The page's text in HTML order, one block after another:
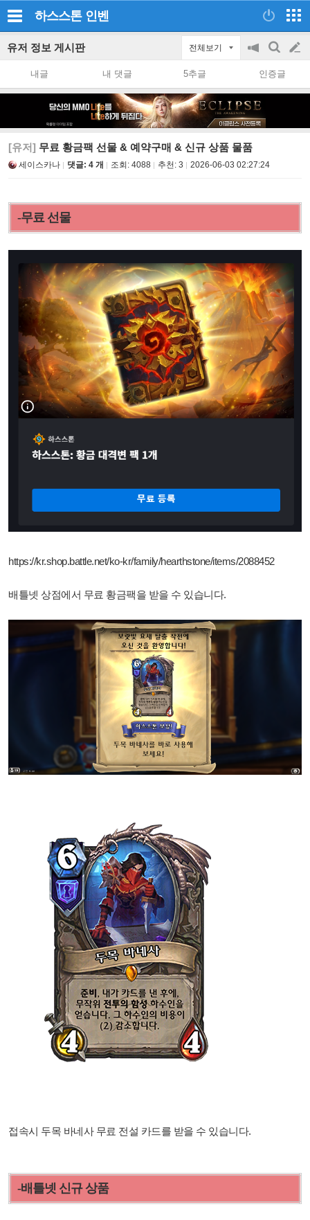
하스스톤 인벤
유저 정보 게시판 전체보기
공
on/off
검
색
글
쓰
내글 내 댓글 5추글 인증글
[유저] 무료 황금팩 선물 & 예약구매 & 신규 상품 물품
세이스카나 댓글: 4 개 조회: 4088 추천: 3 2026-06-03 02:27:24
-무료 선물
https://kr.shop.battle.net/ko-kr/family/hearthstone/items/2088452
배틀넷 상점에서 무료 황금팩을 받을 수 있습니다.
접속시 두목 바네사 무료 전설 카드를 받을 수 있습니다.
-배틀넷 신규 상품